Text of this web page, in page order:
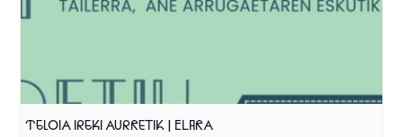
TELOIA IREKI AURRETIK | ELARA